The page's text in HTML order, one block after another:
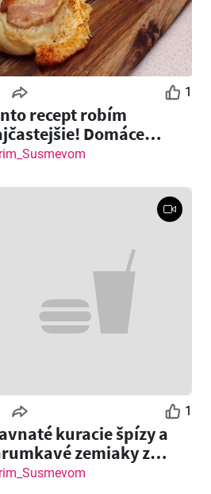
Zostáva dní: 6
COOP Jednota leták
1
recept robím
Domáce
so slaninou a syrom
1
kuracie špízy a
zemiaky z